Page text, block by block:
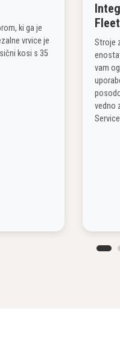
ki ga je
vrvice je
kosi s 35
Stroje
vam
vedno